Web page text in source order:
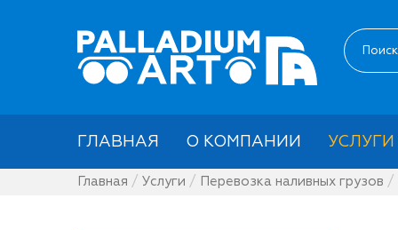
ГЛАВНАЯ О КОМПАНИИ УСЛУГИ
Главная Услуги Перевозка наливных грузов